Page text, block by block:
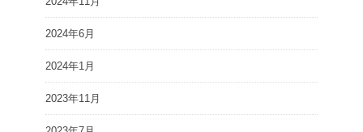
2024年6月
2024年1月
2023年11月